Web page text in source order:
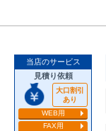
当店のサービス
見積り依頼
大口割引
あり
WEB用
FAX用